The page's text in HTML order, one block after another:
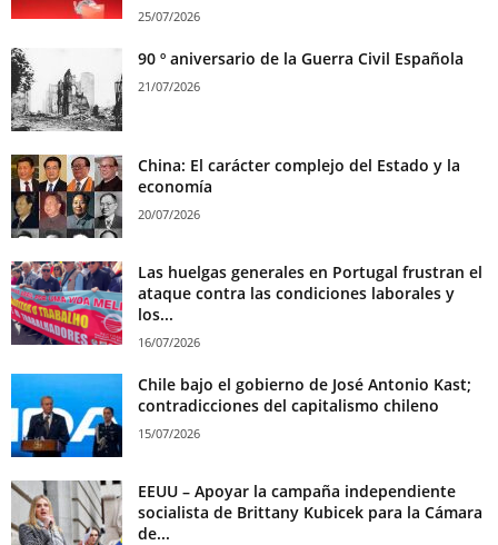
25/07/2026
90 º aniversario de la Guerra Civil Española
21/07/2026
China: El carácter complejo del Estado y la
economía
20/07/2026
Las huelgas generales en Portugal frustran el
ataque contra las condiciones laborales y
los...
16/07/2026
Chile bajo el gobierno de José Antonio Kast;
contradicciones del capitalismo chileno
15/07/2026
EEUU – Apoyar la campaña independiente
socialista de Brittany Kubicek para la Cámara
de...